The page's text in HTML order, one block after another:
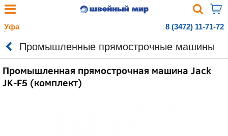
Уфа 8 (3472) 11-71-72
Промышленные прямострочные машины
Промышленная прямострочная машина Jack
JK-F5 (комплект)